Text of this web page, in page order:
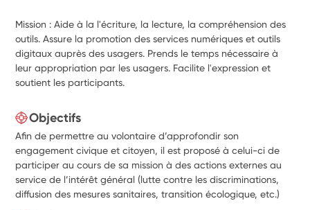
Mission : Aide à la l'écriture, la lecture, la compréhension des
outils. Assure la promotion des services numériques et outils
digitaux auprès des usagers. Prends le temps nécessaire à
leur appropriation par les usagers. Facilite l'expression et
soutient les participants.
Objectifs
Afin de permettre au volontaire d’approfondir son
engagement civique et citoyen, il est proposé à celui-ci de
participer au cours de sa mission à des actions externes au
service de l’intérêt général (lutte contre les discriminations,
diffusion des mesures sanitaires, transition écologique, etc.)